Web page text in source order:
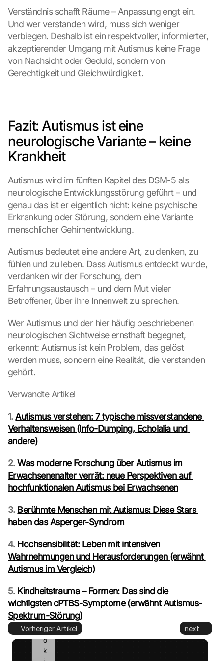
Verständnis schafft Räume – Anpassung engt ein.
Und wer verstanden wird, muss sich weniger
verbiegen. Deshalb ist ein respektvoller, informierter,
akzeptierender Umgang mit Autismus keine Frage
von Nachsicht oder Geduld, sondern von
Gerechtigkeit und Gleichwürdigkeit.
Fazit: Autismus ist eine
neurologische Variante – keine
Krankheit
Autismus wird im fünften Kapitel des DSM-5 als
neurologische Entwicklungsstörung geführt – und
genau das ist er eigentlich nicht: keine psychische
Erkrankung oder Störung, sondern eine Variante
menschlicher Gehirnentwicklung.
Autismus bedeutet eine andere Art, zu denken, zu
fühlen und zu leben. Dass Autismus entdeckt wurde,
verdanken wir der Forschung, dem
Erfahrungsaustausch – und dem Mut vieler
Betroffener, über ihre Innenwelt zu sprechen.
Wer Autismus und der hier häufig beschriebenen
neurologischen Sichtweise ernsthaft begegnet,
erkennt: Autismus ist kein Problem, das gelöst
werden muss, sondern eine Realität, die verstanden
gehört.
Verwandte Artikel
1. Autismus verstehen: 7 typische missverstandene
Verhaltensweisen (Info-Dumping, Echolalia und
andere)
2. Was moderne Forschung über Autismus im
Erwachsenenalter verrät: neue Perspektiven auf
hochfunktionalen Autismus bei Erwachsenen
3. Berühmte Menschen mit Autismus: Diese Stars
haben das Asperger-Syndrom
4. Hochsensibilität: Leben mit intensiven
Wahrnehmungen und Herausforderungen (erwähnt
Autismus im Vergleich)
5. Kindheitstrauma – Formen: Das sind die
wichtigsten cPTBS-Symptome (erwähnt Autismus-
Spektrum-Störung)
Vorheriger Artikel next
o
t
e
l
o
a
o
f
t
h
o
o
g
l
e
a
s
.
D
a
a
w
i
l
l
t
a
n
s
t
t
e
t
o
G
o
g
a
d
c
o
o
k